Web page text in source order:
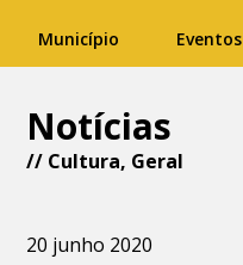
Município Eventos
Notícias
// Cultura, Geral
20 junho 2020